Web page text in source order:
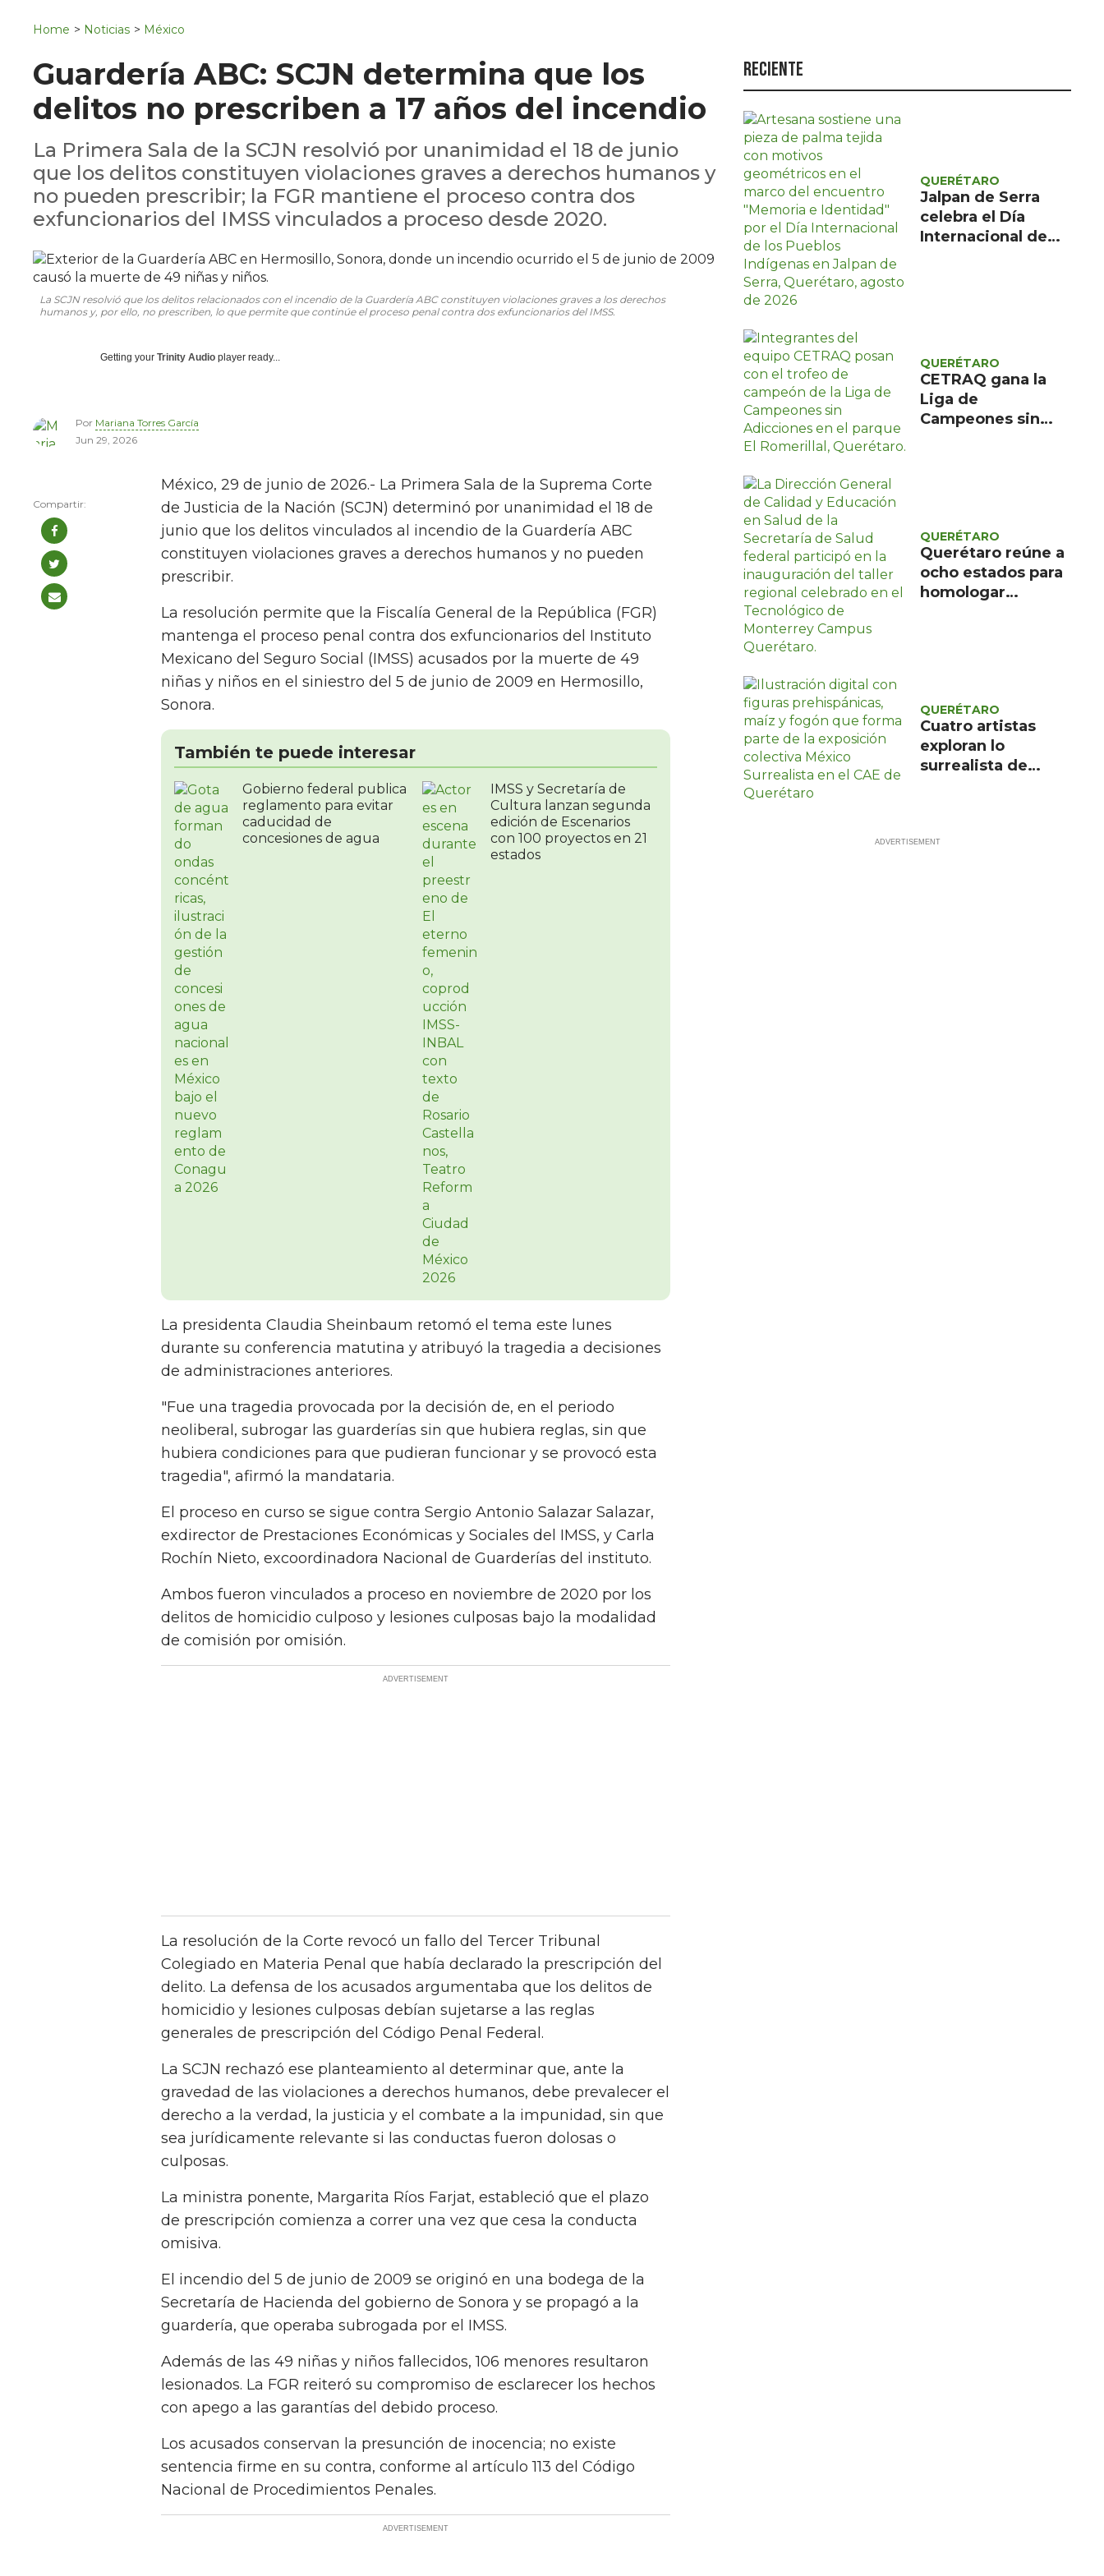
Política
Turismo
Estilo de vida
Opinión
Home > Noticias > México
Guardería ABC: SCJN determina que los
delitos no prescriben a 17 años del incendio
La Primera Sala de la SCJN resolvió por unanimidad el 18 de junio
que los delitos constituyen violaciones graves a derechos humanos y
no pueden prescribir; la FGR mantiene el proceso contra dos
exfuncionarios del IMSS vinculados a proceso desde 2020.
La SCJN resolvió que los delitos relacionados con el incendio de la Guardería ABC constituyen violaciones graves a los derechos
humanos y, por ello, no prescriben, lo que permite que continúe el proceso penal contra dos exfuncionarios del IMSS.
Getting your Trinity Audio player ready...
Por Mariana Torres García
Jun 29, 2026
México, 29 de junio de 2026.- La Primera Sala de la Suprema Corte
de Justicia de la Nación (SCJN) determinó por unanimidad el 18 de
junio que los delitos vinculados al incendio de la Guardería ABC
constituyen violaciones graves a derechos humanos y no pueden
prescribir.
La resolución permite que la Fiscalía General de la República (FGR)
mantenga el proceso penal contra dos exfuncionarios del Instituto
Mexicano del Seguro Social (IMSS) acusados por la muerte de 49
niñas y niños en el siniestro del 5 de junio de 2009 en Hermosillo,
Sonora.
También te puede interesar
Gobierno federal publica
reglamento para evitar
caducidad de
concesiones de agua
IMSS y Secretaría de
Cultura lanzan segunda
edición de Escenarios
con 100 proyectos en 21
estados
La presidenta Claudia Sheinbaum retomó el tema este lunes
durante su conferencia matutina y atribuyó la tragedia a decisiones
de administraciones anteriores.
"Fue una tragedia provocada por la decisión de, en el periodo
neoliberal, subrogar las guarderías sin que hubiera reglas, sin que
hubiera condiciones para que pudieran funcionar y se provocó esta
tragedia", afirmó la mandataria.
El proceso en curso se sigue contra Sergio Antonio Salazar Salazar,
exdirector de Prestaciones Económicas y Sociales del IMSS, y Carla
Rochín Nieto, excoordinadora Nacional de Guarderías del instituto.
Ambos fueron vinculados a proceso en noviembre de 2020 por los
delitos de homicidio culposo y lesiones culposas bajo la modalidad
de comisión por omisión.
La resolución de la Corte revocó un fallo del Tercer Tribunal
Colegiado en Materia Penal que había declarado la prescripción del
delito. La defensa de los acusados argumentaba que los delitos de
homicidio y lesiones culposas debían sujetarse a las reglas
generales de prescripción del Código Penal Federal.
La SCJN rechazó ese planteamiento al determinar que, ante la
gravedad de las violaciones a derechos humanos, debe prevalecer el
derecho a la verdad, la justicia y el combate a la impunidad, sin que
sea jurídicamente relevante si las conductas fueron dolosas o
culposas.
La ministra ponente, Margarita Ríos Farjat, estableció que el plazo
de prescripción comienza a correr una vez que cesa la conducta
omisiva.
El incendio del 5 de junio de 2009 se originó en una bodega de la
Secretaría de Hacienda del gobierno de Sonora y se propagó a la
guardería, que operaba subrogada por el IMSS.
Además de las 49 niñas y niños fallecidos, 106 menores resultaron
lesionados. La FGR reiteró su compromiso de esclarecer los hechos
con apego a las garantías del debido proceso.
Los acusados conservan la presunción de inocencia; no existe
sentencia firme en su contra, conforme al artículo 113 del Código
Nacional de Procedimientos Penales.
Reciente
QUERÉTARO
Jalpan de Serra
celebra el Día
Internacional de
QUERÉTARO
CETRAQ gana la
Liga de
Campeones sin
QUERÉTARO
Querétaro reúne a
ocho estados para
homologar
QUERÉTARO
Cuatro artistas
exploran lo
surrealista de
en Querétaro